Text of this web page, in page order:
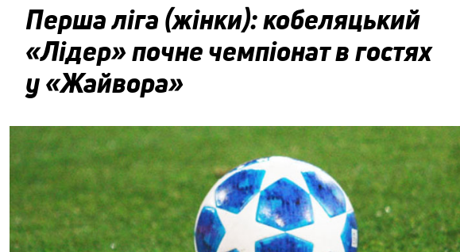
Перша ліга (жінки): кобеляцький
«Лідер» почне чемпіонат в гостях
у «Жайвора»